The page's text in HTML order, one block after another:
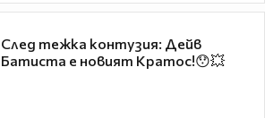
След тежка контузия: Дейв
Батиста е новият Кратос!😯💥